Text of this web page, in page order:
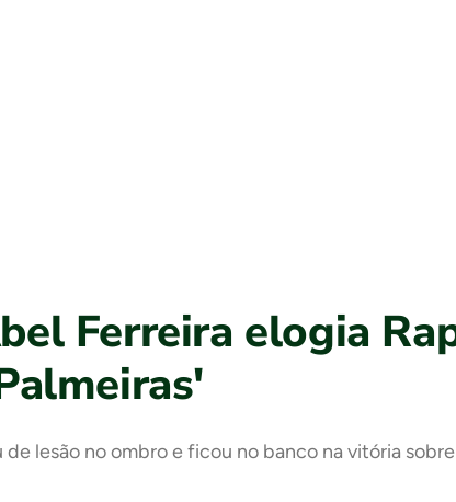
Ferreira elogia
de lesão no ombro e ficou no banco na vitória